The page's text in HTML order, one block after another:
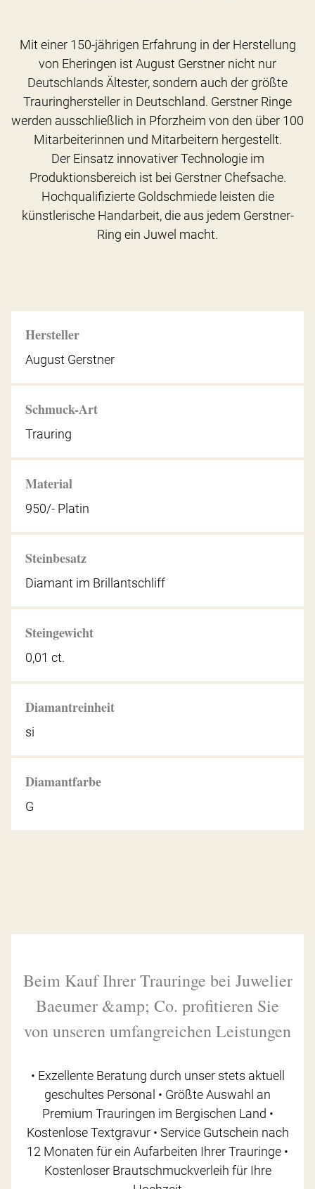
Hersteller
August Gerstner
Schmuck-Art
Trauring
Material
950/- Platin
Steinbesatz
Diamant im Brillantschliff
Steingewicht
0,01 ct.
Diamantreinheit
si
Diamantfarbe
G
Mit einer 150-jährigen Erfahrung in der Herstellung
von Eheringen ist August Gerstner nicht nur
Deutschlands Ältester, sondern auch der größte
Trauringhersteller in Deutschland. Gerstner Ringe
werden ausschließlich in Pforzheim von den über 100
Mitarbeiterinnen und Mitarbeitern hergestellt.
Der Einsatz innovativer Technologie im
Produktionsbereich ist bei Gerstner Chefsache.
Hochqualifizierte Goldschmiede leisten die
künstlerische Handarbeit, die aus jedem Gerstner-
Ring ein Juwel macht.
Beim Kauf Ihrer Trauringe bei Juwelier
Baeumer &amp; Co. profitieren Sie
von unseren umfangreichen Leistungen
• Exzellente Beratung durch unser stets aktuell
geschultes Personal • Größte Auswahl an
Premium Trauringen im Bergischen Land •
Kostenlose Textgravur • Service Gutschein nach
12 Monaten für ein Aufarbeiten Ihrer Trauringe •
Kostenloser Brautschmuckverleih für Ihre